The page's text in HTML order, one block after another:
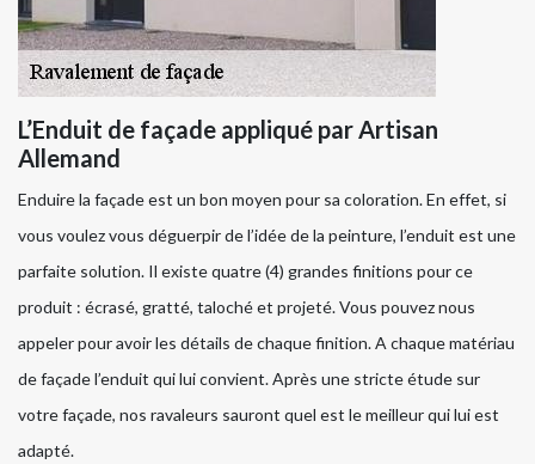
L’Enduit de façade appliqué par Artisan
Allemand
Enduire la façade est un bon moyen pour sa coloration. En effet, si
vous voulez vous déguerpir de l’idée de la peinture, l’enduit est une
parfaite solution. Il existe quatre (4) grandes finitions pour ce
produit : écrasé, gratté, taloché et projeté. Vous pouvez nous
appeler pour avoir les détails de chaque finition. A chaque matériau
de façade l’enduit qui lui convient. Après une stricte étude sur
votre façade, nos ravaleurs sauront quel est le meilleur qui lui est
adapté.